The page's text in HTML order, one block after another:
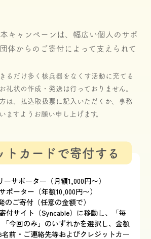
キャンペーンは、幅広い個人のサポ
体からのご寄付によって支えられて
るだけ多く核兵器をなくす活動に充てる
礼状の作成・発送は行っておりません。
は、払込取扱票に記入いただくか、事務
ますようお願い申し上げます。
トカードで寄付する
ーサポーター（月額1,000円〜）
ポーター（年額10,000円〜）
のご寄付（任意の金額で）
付サイト（Syncable）に移動し、「毎
「今回のみ」のいずれかを選択し、金額
前・ご連絡先等およびクレジットカー